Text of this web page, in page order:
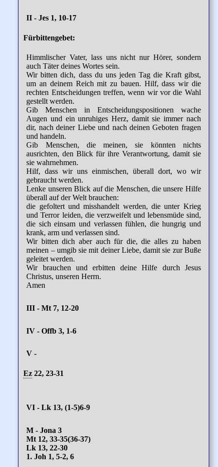
II - Jes 1, 10-17
Fürbittengebet:
Himmlischer Vater, lass uns nicht nur Hörer, sondern
auch Täter deines Wortes sein.
Wir bitten dich, dass du uns jeden Tag die Kraft gibst,
um an deinem Reich mit zu bauen. Hilf, dass wir die
rechten Entscheidungen treffen, wenn wir vor die Wahl
gestellt werden.
Gib Menschen in Entscheidungspositionen wache
Augen und ein unruhiges Herz, damit sie immer nach
dir, nach deiner Liebe und nach deinen Geboten fragen
und handeln.
Gib Menschen, die meinen, sie könnten nichts
ausrichten, den Blick für ihre Verantwortung, damit sie
sie wahrnehmen.
Hilf, dass wir uns einmischen, überall dort, wo wir
gebraucht werden.
Lenke unseren Blick auf die Menschen, die unsere Hilfe
überall auf der Welt brauchen:
die gefoltert und misshandelt werden, die unter Krieg
und Terror leiden, die verzweifelt und lebensmüde sind,
die sich einsam und verlassen fühlen, die hungrig und
krank, arm und verlassen sind.
Wir bitten dich aber auch für die, die alles zu haben
meinen – umgib sie mit deiner Liebe, damit sie zur Buße
geleitet werden.
Wir brauchen und erbitten deine Hilfe durch Jesus
Christus, unseren Herrn.
Amen
III - Mt 7, 12-20
IV - Offb 3, 1-6
V -
Ez 22, 23-31
VI - Lk 13, (1-5)6-9
M - Jona 3
Mt 12, 33-35(36-37)
Lk 13, 22-30
1. Joh 1, 5-2, 6